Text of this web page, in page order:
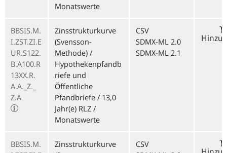
Monatswerte
BBSIS.M.
I.ZST.ZI.E
UR.S122.
B.A100.R
13XX.R.
A.A._Z._
Z.A
Zinsstrukturkurve
(Svensson-
Methode) /
Hypothekenpfandb
riefe und
Öffentliche
Pfandbriefe / 13,0
Jahr(e) RLZ /
Monatswerte
CSV
SDMX-ML 2.0
SDMX-ML 2.1
BBSIS.M.
Zinsstrukturkurve
CSV